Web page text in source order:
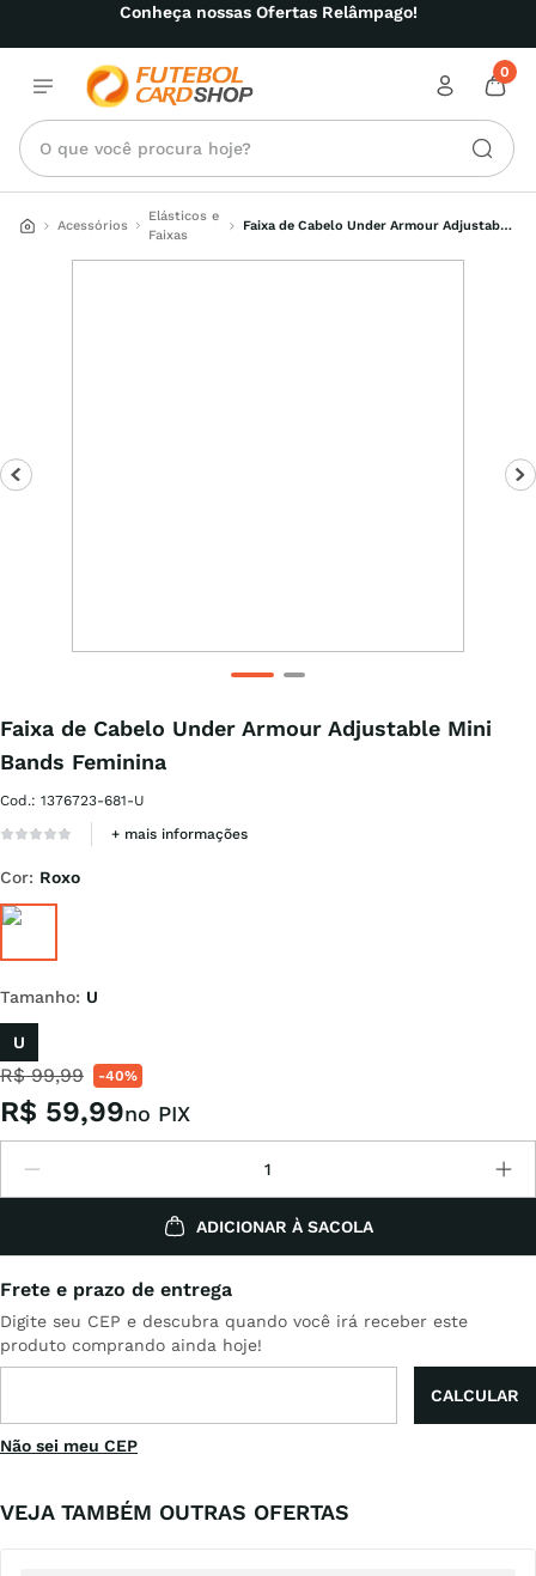
Conheça nossas Ofertas Relâmpago!
0
O que você procura hoje?
Acessórios
Elásticos e
Faixas
Faixa de Cabelo Under Armour Adjustable
Faixa de Cabelo Under Armour Adjustable Mini
Bands Feminina
Cod.: 1376723-681-U
+ mais informações
Cor: Roxo
Tamanho: U
U
R$ 99,99 -40%
R$ 59,99no PIX
ADICIONAR À SACOLA
Não sei meu CEP
VEJA TAMBÉM OUTRAS OFERTAS